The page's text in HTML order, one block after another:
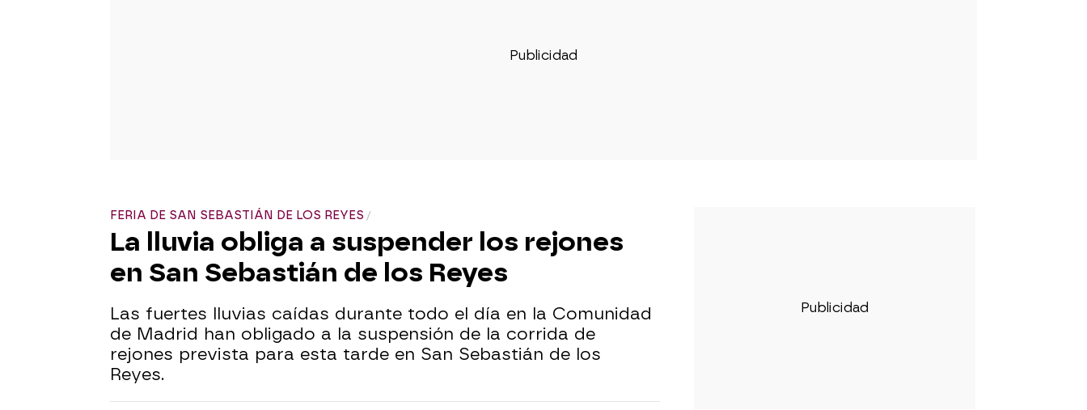
FERIA DE SAN SEBASTIÁN DE LOS REYES
La lluvia obliga a suspender los rejones
en San Sebastián de los Reyes
Las fuertes lluvias caídas durante todo el día en la Comunidad
de Madrid han obligado a la suspensión de la corrida de
rejones prevista para esta tarde en San Sebastián de los
Reyes.